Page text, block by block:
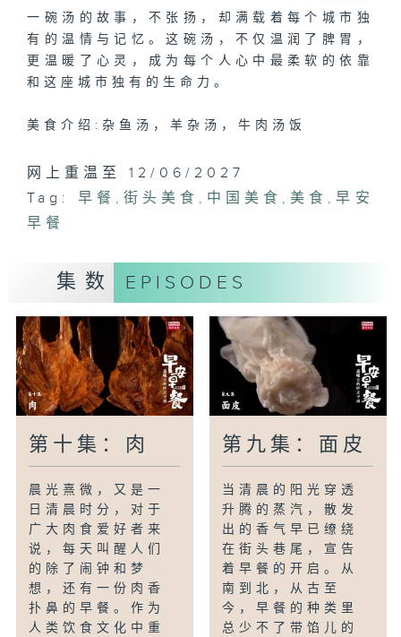
一碗汤的故事，不张扬，却满载着每个城市独
有的温情与记忆。这碗汤，不仅温润了脾胃，
更温暖了心灵，成为每个人心中最柔软的依靠
和这座城市独有的生命力。
美食介绍:杂鱼汤，羊杂汤，牛肉汤饭
网上重温至 12/06/2027
Tag:
早餐 , 街头美食 , 中国美食 , 美食 ,早安
早餐
集数 EPISODES
第十集：肉
晨光熹微，又是一
日清晨时分，对于
广大肉食爱好者来
说，每天叫醒人们
的除了闹钟和梦
想，还有一份肉香
扑鼻的早餐。作为
人类饮食文化中重
第九集：面皮
当清晨的阳光穿透
升腾的蒸汽，散发
出的香气早已缭绕
在街头巷尾，宣告
着早餐的开启。从
南到北，从古至
今，早餐的种类里
总少不了带馅儿的